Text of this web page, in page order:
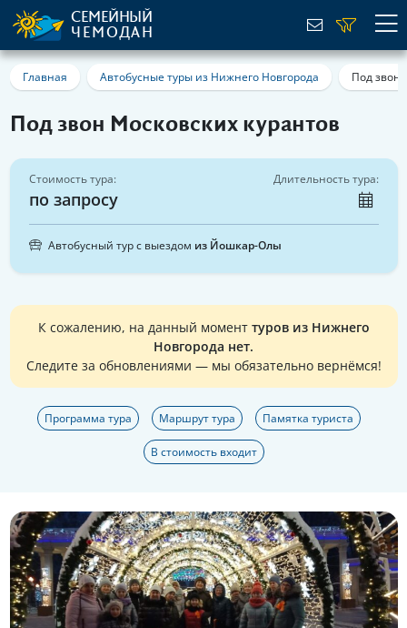
СЕМЕЙНЫЙ
ЧЕМОДАН
Главная Автобусные туры из Нижнего Новгорода Под звон
Под звон Московских курантов
К сожалению, на данный момент туров из Нижнего
Новгорода нет.
Следите за обновлениями — мы обязательно вернёмся!
Программа тура Маршрут тура Памятка туриста
В стоимость входит
Стоимость тура:
по запросу
Длительность тура:
Автобусный тур с выездом из Йошкар-Олы